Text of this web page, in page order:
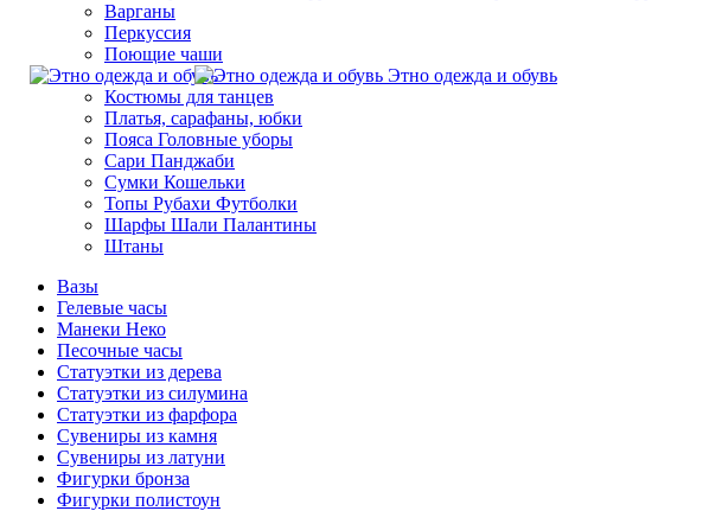
Варганы
Перкуссия
Поющие чаши
Этно одежда и обувь
Костюмы для танцев
Платья, сарафаны, юбки
Пояса Головные уборы
Сари Панджаби
Сумки Кошельки
Топы Рубахи Футболки
Шарфы Шали Палантины
Штаны
Вазы
Гелевые часы
Манеки Неко
Песочные часы
Статуэтки из дерева
Статуэтки из силумина
Статуэтки из фарфора
Сувениры из камня
Сувениры из латуни
Фигурки бронза
Фигурки полистоун